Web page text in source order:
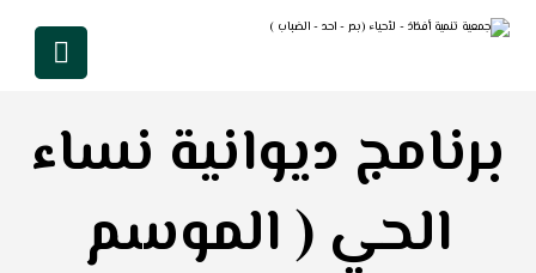
برنامج ديوانية نساء
الحي ( الموسم